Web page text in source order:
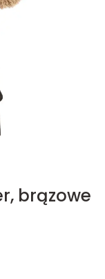
brązowe